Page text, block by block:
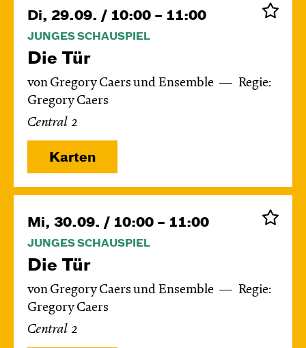
Di, 29.09. / 10:00 – 11:00
JUNGES SCHAUSPIEL
Die Tür
von Gregory Caers und Ensemble
Regie:
Gregory Caers
Central 2
Karten
Mi, 30.09. / 10:00 – 11:00
JUNGES SCHAUSPIEL
Die Tür
von Gregory Caers und Ensemble
Regie:
Gregory Caers
Central 2